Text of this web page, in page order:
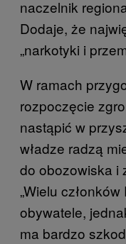
naczelnik
Dodaje, że
„narkotyki i
W ramach
rozpoczęcie
nastąpić w
władze radzą
do obozowiska i
„Wielu
obywatele,
ma bardzo